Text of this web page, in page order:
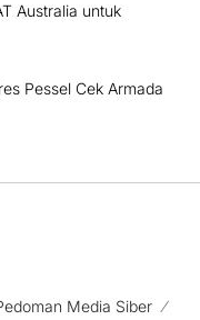
Australia untuk
Pessel Cek Armada
Media Siber